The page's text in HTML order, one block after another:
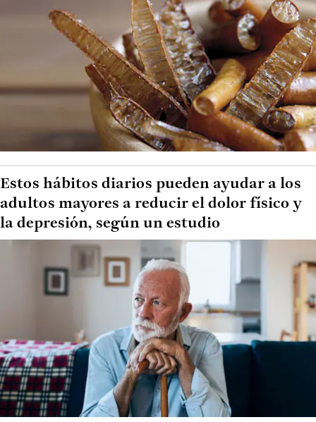
Estos hábitos diarios pueden ayudar a los
adultos mayores a reducir el dolor físico y
la depresión, según un estudio